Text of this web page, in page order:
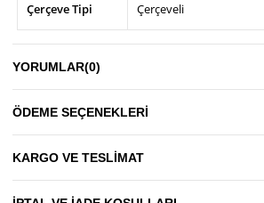
Çerçeve Tipi Çerçeveli
YORUMLAR(0)
ÖDEME SEÇENEKLERI
KARGO VE TESLIMAT